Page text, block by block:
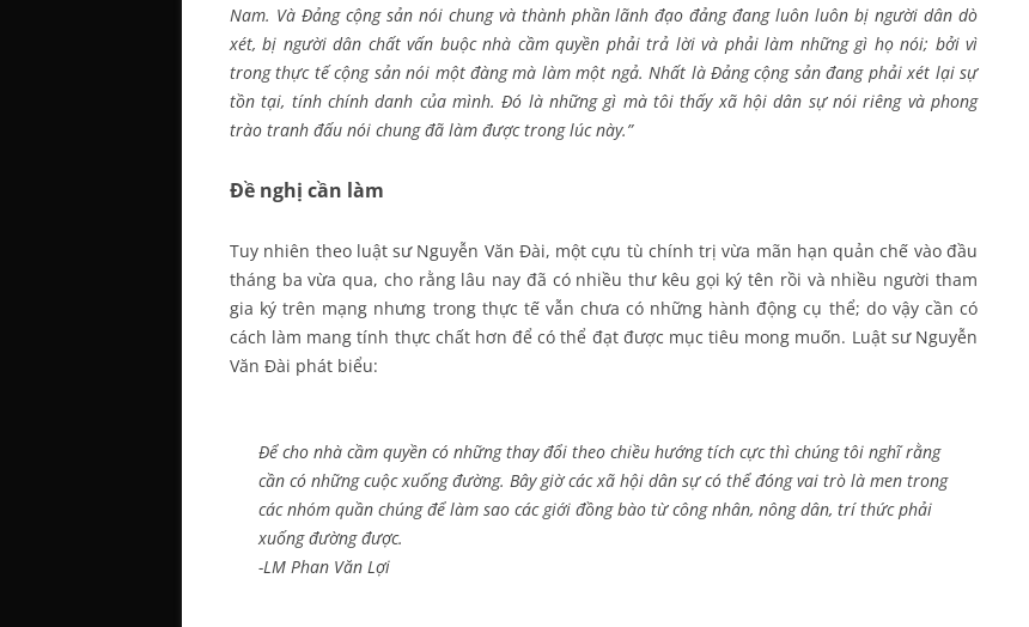
Nam. Và Đảng cộng sản nói chung và thành phần lãnh đạo đảng đang luôn luôn bị người dân dò
xét, bị người dân chất vấn buộc nhà cầm quyền phải trả lời và phải làm những gì họ nói; bởi vì
trong thực tế cộng sản nói một đàng mà làm một ngả. Nhất là Đảng cộng sản đang phải xét lại sự
tồn tại, tính chính danh của mình. Đó là những gì mà tôi thấy xã hội dân sự nói riêng và phong
trào tranh đấu nói chung đã làm được trong lúc này.”
Đề nghị cần làm
Tuy nhiên theo luật sư Nguyễn Văn Đài, một cựu tù chính trị vừa mãn hạn quản chế vào đầu
tháng ba vừa qua, cho rằng lâu nay đã có nhiều thư kêu gọi ký tên rồi và nhiều người tham
gia ký trên mạng nhưng trong thực tế vẫn chưa có những hành động cụ thể; do vậy cần có
cách làm mang tính thực chất hơn để có thể đạt được mục tiêu mong muốn. Luật sư Nguyễn
Văn Đài phát biểu:
Để cho nhà cầm quyền có những thay đổi theo chiều hướng tích cực thì chúng tôi nghĩ rằng
cần có những cuộc xuống đường. Bây giờ các xã hội dân sự có thể đóng vai trò là men trong
các nhóm quần chúng để làm sao các giới đồng bào từ công nhân, nông dân, trí thức phải
xuống đường được.
-LM Phan Văn Lợi